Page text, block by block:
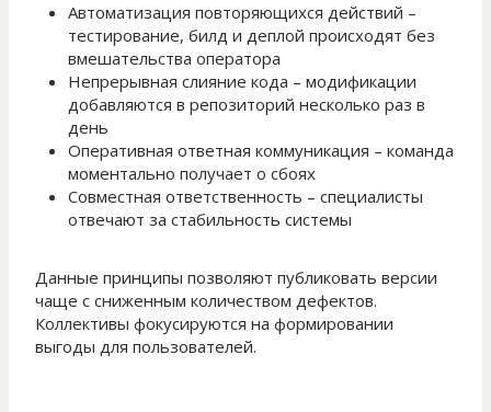
Автоматизация повторяющихся действий –
тестирование, билд и деплой происходят без
вмешательства оператора
Непрерывная слияние кода – модификации
добавляются в репозиторий несколько раз в
день
Оперативная ответная коммуникация – команда
моментально получает о сбоях
Совместная ответственность – специалисты
отвечают за стабильность системы
Данные принципы позволяют публиковать версии
чаще с сниженным количеством дефектов.
Коллективы фокусируются на формировании
выгоды для пользователей.